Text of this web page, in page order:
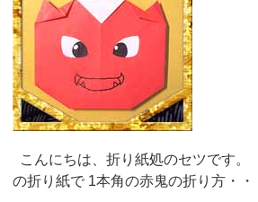
こんにちは、折り紙処のセツです
の折り紙で 1本角の赤鬼の折り方・・